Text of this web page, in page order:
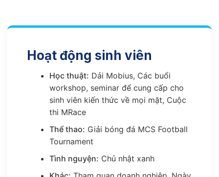
Hoạt động sinh viên
Học thuật: Dải Mobius, Các buổi
workshop, seminar để cung cấp cho
sinh viên kiến thức về mọi mặt, Cuộc
thi MRace
Thể thao: Giải bóng đá MCS Football
Tournament
Tình nguyện: Chủ nhật xanh